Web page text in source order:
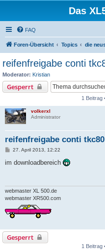
Das
FAQ
Foren-Übersicht Topics die
reifenfreigabe conti
Moderator: Kristian
Gesperrt
1 Beitrag
volkerxl
Administrator
reifenfreigabe conti tkc80
B
i
27. April 2013, 12:22
im downloadbereich
webmaster XL 500.de
webmaster XR500.com
Gesperrt
1 Beitrag